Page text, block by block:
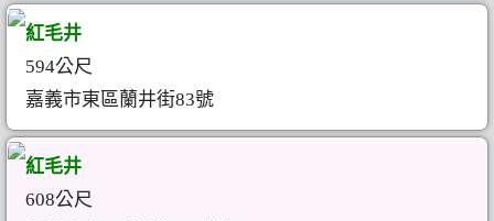
紅毛井
594公尺
嘉義市東區蘭井街83號
紅毛井
608公尺